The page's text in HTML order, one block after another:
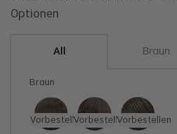
Optionen
All Braun
Braun
VorbestellenVorbestellenVorbestellen